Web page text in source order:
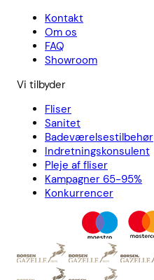
Kontakt
Om os
FAQ
Showroom
Vi tilbyder
Fliser
Sanitet
Badeværelsestilbehør
Indretningskonsulent
Pleje af fliser
Kampagner 65-95%
Konkurrencer